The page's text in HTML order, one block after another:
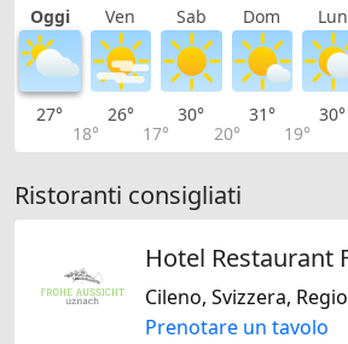
Oggi Ven Sab Dom Lun
27°
18°
26°
17°
30°
20°
31°
19°
30°
Ristoranti consigliati
Prenotare un tavolo